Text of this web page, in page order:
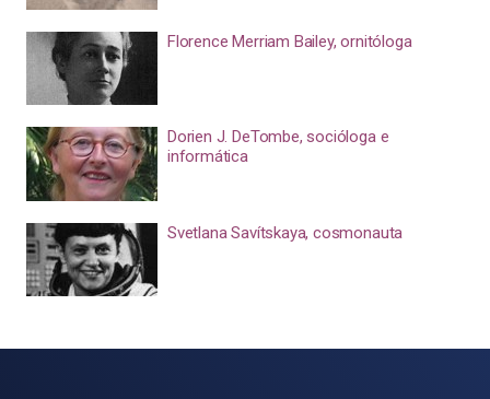
Florence Merriam Bailey, ornitóloga
Dorien J. DeTombe, socióloga e
informática
Svetlana Savítskaya, cosmonauta